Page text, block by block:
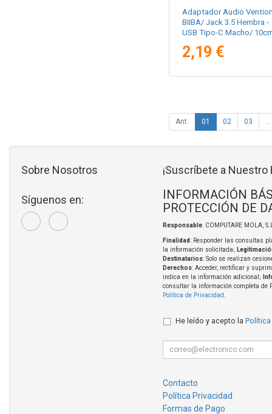
Adaptador Audio
BIIBA/ Jack 3.5 Hembra -
USB Tipo-C Macho/
2,19 €
Ant. 01 02 03 ...
Sobre Nosotros
Síguenos en:
¡Suscríbete a Nuestro
INFORMACIÓN
PROTECCIÓN DE
Responsable: COMPUTARE MOLA,
Finalidad: Responder las consultas
la información solicitada;
Destinatarios: Solo se realizan
Derechos: Acceder, rectificar y
indica en la información adicional;
consultar la información completa de
Política de Privacidad.
He leído y acepto la Política
Contacto
Política Privacidad
Formas de Pago